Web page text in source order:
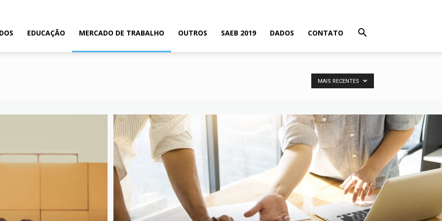
EDUCAÇÃO MERCADO DE TRABALHO OUTROS SAEB 2019 DADOS CONTATO
MAIS RECENTES